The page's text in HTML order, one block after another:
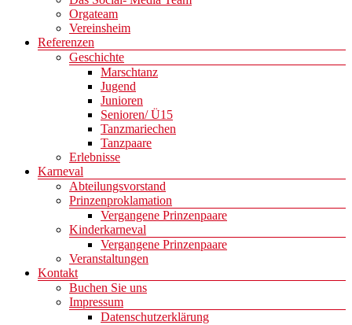
Orgateam
Vereinsheim
Referenzen
Geschichte
Marschtanz
Jugend
Junioren
Senioren/ Ü15
Tanzmariechen
Tanzpaare
Erlebnisse
Karneval
Abteilungsvorstand
Prinzenproklamation
Vergangene Prinzenpaare
Kinderkarneval
Vergangene Prinzenpaare
Veranstaltungen
Kontakt
Buchen Sie uns
Impressum
Datenschutzerklärung